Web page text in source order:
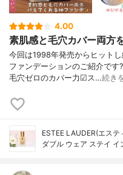
4.00
素肌感と毛穴カバー両方
今回は1998年発売からヒット
ファンデーションのご紹介で
毛穴ゼロのカバー力☑︎ス…続き
ESTEE LAUDER(エステ
ダブル ウェア ステイ